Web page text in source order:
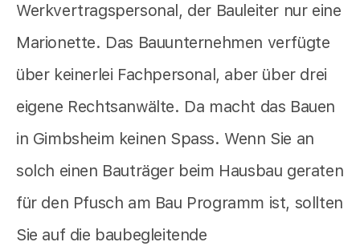
Werkvertragspersonal, der Bauleiter nur eine
Marionette. Das Bauunternehmen verfügte
über keinerlei Fachpersonal, aber über drei
eigene Rechtsanwälte. Da macht das Bauen
in Gimbsheim keinen Spass. Wenn Sie an
solch einen Bauträger beim Hausbau geraten
für den Pfusch am Bau Programm ist, sollten
Sie auf die baubegleitende